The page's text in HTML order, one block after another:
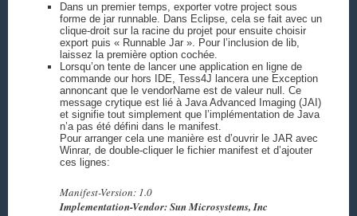
Dans un premier temps, exporter votre project sous
forme de jar runnable. Dans Eclipse, cela se fait avec un
clique-droit sur la racine du projet pour ensuite choisir
export puis « Runnable Jar ». Pour l’inclusion de lib,
laissez la première option cochée.
Lorsqu’on tente de lancer une application en ligne de
commande our hors IDE, Tess4J lancera une Exception
annoncant que le vendorName est de valeur null. Ce
message crytique est lié à Java Advanced Imaging (JAI)
et signifie tout simplement que l’implémentation de Java
n’a pas été défini dans le manifest.
Pour arranger cela une manière est d’ouvrir le JAR avec
Winrar, de double-cliquer le fichier manifest et d’ajouter
ces lignes:
Manifest-Version: 1.0
Implementation-Vendor: Sun Microsystems, Inc